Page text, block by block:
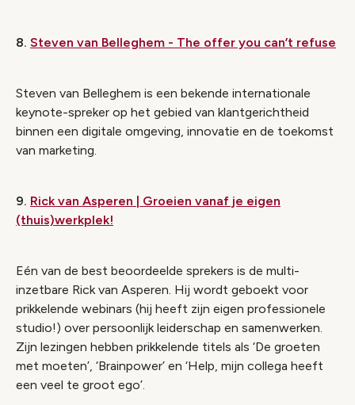
8. Steven van Belleghem - The offer you can’t refuse
Steven van Belleghem is een bekende internationale
keynote-spreker op het gebied van klantgerichtheid
binnen een digitale omgeving, innovatie en de toekomst
van marketing.
9. Rick van Asperen | Groeien vanaf je eigen
(thuis)werkplek!
Eén van de best beoordeelde sprekers is de multi-
inzetbare Rick van Asperen. Hij wordt geboekt voor
prikkelende webinars (hij heeft zijn eigen professionele
studio!) over persoonlijk leiderschap en samenwerken.
Zijn lezingen hebben prikkelende titels als ‘De groeten
met moeten’, ‘Brainpower’ en ‘Help, mijn collega heeft
een veel te groot ego’.